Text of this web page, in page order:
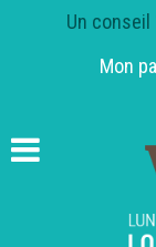
Un conseil
Mon